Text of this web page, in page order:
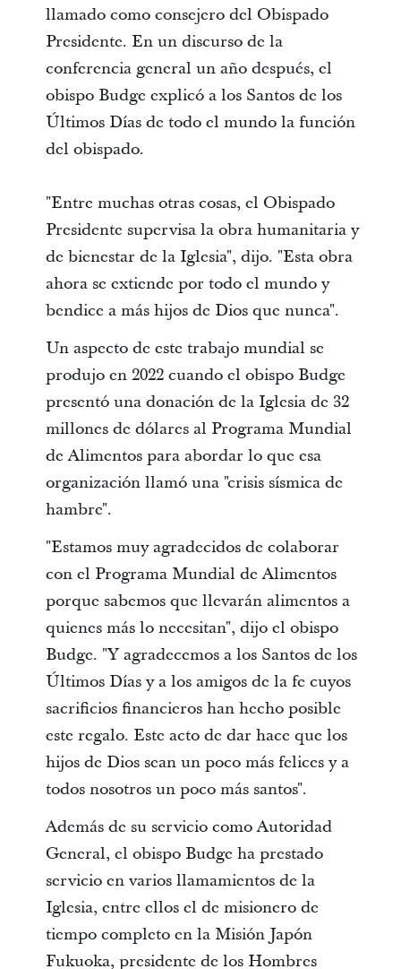
llamado como consejero del Obispado
Presidente. En un discurso de la
conferencia general un año después, el
obispo Budge explicó a los Santos de los
Últimos Días de todo el mundo la función
del obispado.
"Entre muchas otras cosas, el Obispado
Presidente supervisa la obra humanitaria y
de bienestar de la Iglesia", dijo. "Esta obra
ahora se extiende por todo el mundo y
bendice a más hijos de Dios que nunca".
Un aspecto de este trabajo mundial se
produjo en 2022 cuando el obispo Budge
presentó una donación de la Iglesia de 32
millones de dólares al Programa Mundial
de Alimentos para abordar lo que esa
organización llamó una "crisis sísmica de
hambre".
"Estamos muy agradecidos de colaborar
con el Programa Mundial de Alimentos
porque sabemos que llevarán alimentos a
quienes más lo necesitan", dijo el obispo
Budge. "Y agradecemos a los Santos de los
Últimos Días y a los amigos de la fe cuyos
sacrificios financieros han hecho posible
este regalo. Este acto de dar hace que los
hijos de Dios sean un poco más felices y a
todos nosotros un poco más santos".
Además de su servicio como Autoridad
General, el obispo Budge ha prestado
servicio en varios llamamientos de la
Iglesia, entre ellos el de misionero de
tiempo completo en la Misión Japón
Fukuoka, presidente de los Hombres